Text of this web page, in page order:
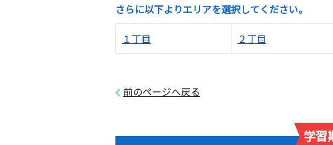
さらに以下よりエリアを選択してください。
１丁目 ２丁目
前のページへ戻る
学習